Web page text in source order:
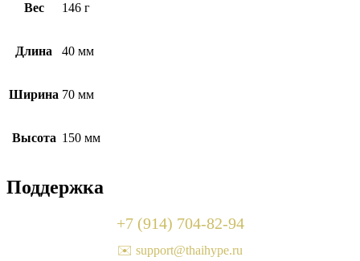
Вес 146 г
Длина 40 мм
Ширина 70 мм
Высота 150 мм
Поддержка
+7 (914) 704-82-94
✉️ support@thaihype.ru